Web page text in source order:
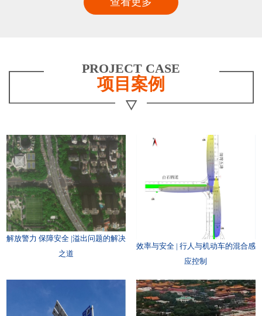
PROJECT CASE
项目案例
解放警力 保障安全 |溢出问题的解决
之道
效率与安全 | 行人与机动车的混合感
应控制